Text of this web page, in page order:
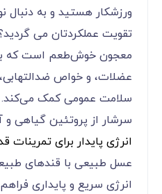
ورزشکار هستید و به دنبال
تقویت عملکردتان می
معجون خوش‌طعم است که با
عضلات، و خواص
سلامت عمومی کمک می‌کند.
سرشار از پروتئین گیاهی
انرژی پایدار برای تمرینات
عسل طبیعی با قندهای
انرژی سریع و پایداری